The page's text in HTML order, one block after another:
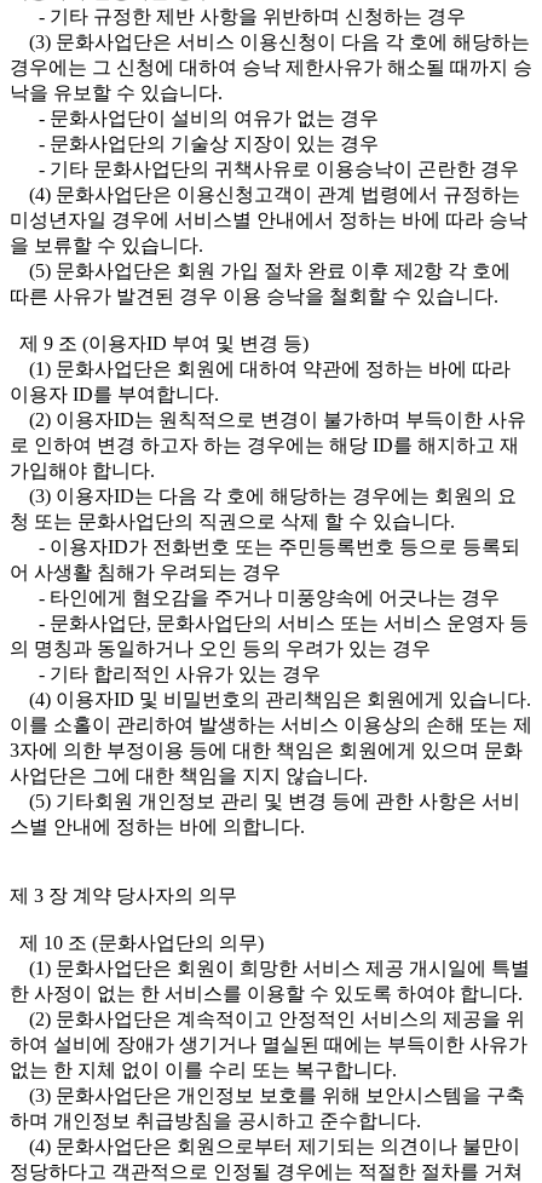
- 기타 규정한 제반 사항을 위반하며 신청하는 경우
(3) 문화사업단은 서비스 이용신청이 다음 각 호에 해당하는
경우에는 그 신청에 대하여 승낙 제한사유가 해소될 때까지 승
낙을 유보할 수 있습니다.
- 문화사업단이 설비의 여유가 없는 경우
- 문화사업단의 기술상 지장이 있는 경우
- 기타 문화사업단의 귀책사유로 이용승낙이 곤란한 경우
(4) 문화사업단은 이용신청고객이 관계 법령에서 규정하는
미성년자일 경우에 서비스별 안내에서 정하는 바에 따라 승낙
을 보류할 수 있습니다.
(5) 문화사업단은 회원 가입 절차 완료 이후 제2항 각 호에
따른 사유가 발견된 경우 이용 승낙을 철회할 수 있습니다.
제 9 조 (이용자ID 부여 및 변경 등)
(1) 문화사업단은 회원에 대하여 약관에 정하는 바에 따라
이용자 ID를 부여합니다.
(2) 이용자ID는 원칙적으로 변경이 불가하며 부득이한 사유
로 인하여 변경 하고자 하는 경우에는 해당 ID를 해지하고 재
가입해야 합니다.
(3) 이용자ID는 다음 각 호에 해당하는 경우에는 회원의 요
청 또는 문화사업단의 직권으로 삭제 할 수 있습니다.
- 이용자ID가 전화번호 또는 주민등록번호 등으로 등록되
어 사생활 침해가 우려되는 경우
- 타인에게 혐오감을 주거나 미풍양속에 어긋나는 경우
- 문화사업단, 문화사업단의 서비스 또는 서비스 운영자 등
의 명칭과 동일하거나 오인 등의 우려가 있는 경우
- 기타 합리적인 사유가 있는 경우
(4) 이용자ID 및 비밀번호의 관리책임은 회원에게 있습니다.
이를 소홀이 관리하여 발생하는 서비스 이용상의 손해 또는 제
3자에 의한 부정이용 등에 대한 책임은 회원에게 있으며 문화
사업단은 그에 대한 책임을 지지 않습니다.
(5) 기타회원 개인정보 관리 및 변경 등에 관한 사항은 서비
스별 안내에 정하는 바에 의합니다.
제 3 장 계약 당사자의 의무
제 10 조 (문화사업단의 의무)
(1) 문화사업단은 회원이 희망한 서비스 제공 개시일에 특별
한 사정이 없는 한 서비스를 이용할 수 있도록 하여야 합니다.
(2) 문화사업단은 계속적이고 안정적인 서비스의 제공을 위
하여 설비에 장애가 생기거나 멸실된 때에는 부득이한 사유가
없는 한 지체 없이 이를 수리 또는 복구합니다.
(3) 문화사업단은 개인정보 보호를 위해 보안시스템을 구축
하며 개인정보 취급방침을 공시하고 준수합니다.
(4) 문화사업단은 회원으로부터 제기되는 의견이나 불만이
정당하다고 객관적으로 인정될 경우에는 적절한 절차를 거쳐